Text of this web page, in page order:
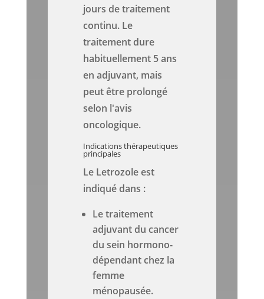
jours de traitement
continu. Le
traitement dure
habituellement 5 ans
en adjuvant, mais
peut être prolongé
selon l'avis
oncologique.
Indications thérapeutiques
principales
Le Letrozole est
indiqué dans :
Le traitement
adjuvant du cancer
du sein hormono-
dépendant chez la
femme
ménopausée.